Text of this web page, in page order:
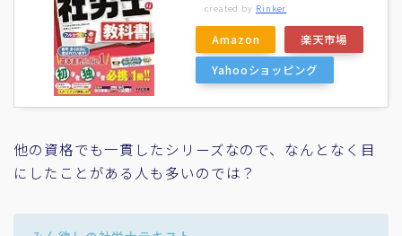
created by Rinker
Amazon
楽天市場
Yahooショッピング
他の資格でも一貫したシリーズなので、なんとなく目
にしたことがある人も多いのでは？